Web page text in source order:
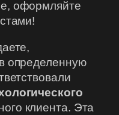
оформляйте
определенную
клиента. Эта